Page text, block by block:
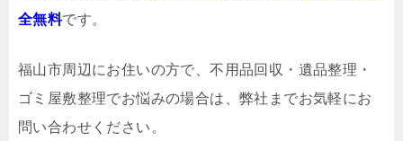
全無料です。
福山市周辺にお住いの方で、不用品回収・遺品整理・
ゴミ屋敷整理でお悩みの場合は、弊社までお気軽にお
問い合わせください。